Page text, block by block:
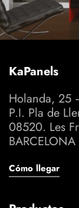
KaPanels
Holanda, 25
P.I. Pla de
08520. Les
Cómo llegar